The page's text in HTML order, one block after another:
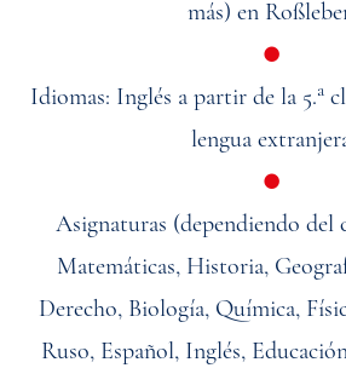
más) en
●
Idiomas: Inglés a partir de la 5.a
lengua
●
Asignaturas (dependiendo del
Matemáticas, Historia,
Derecho, Biología, Química,
Ruso, Español, Inglés,